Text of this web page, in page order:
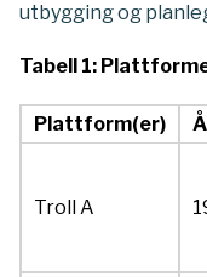
utbygging og
Tabell 1:
Plattform(er)
Troll A